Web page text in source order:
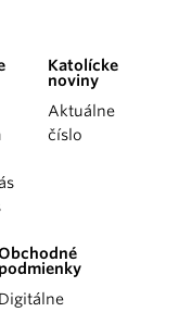
Katolícke
noviny
Aktuálne
číslo
podmienky
Digitálne